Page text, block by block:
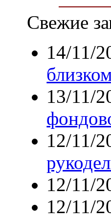
Свежие
14/11/
13/11/
12/11/
12/11/
12/11/